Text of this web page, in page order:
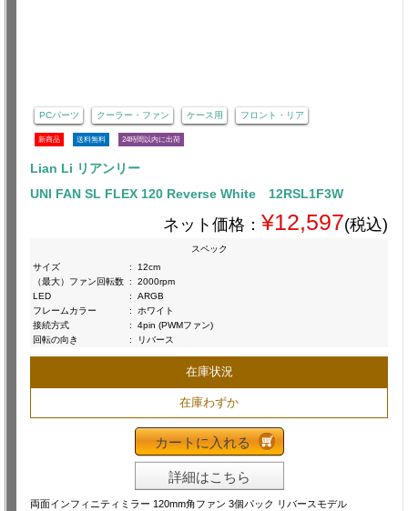
PCパーツ クーラー・ファン ケース用 フロント・リア
新商品 送料無料 24時間以内に出荷
Lian Li リアンリー
UNI FAN SL FLEX 120 Reverse White 12RSL1F3W
ネット価格： ¥12,597(税込)
スペック
サイズ
:
12cm
（最大）ファン回転数 :
2000rpm
LED
:
ARGB
フレームカラー
:
ホワイト
接続方式
:
4pin (PWMファン)
回転の向き
: リバース
在庫状況
在庫わずか
カートに入れる
詳細はこちら
両面インフィニティミラー 120mm角ファン 3個パック リバースモデル